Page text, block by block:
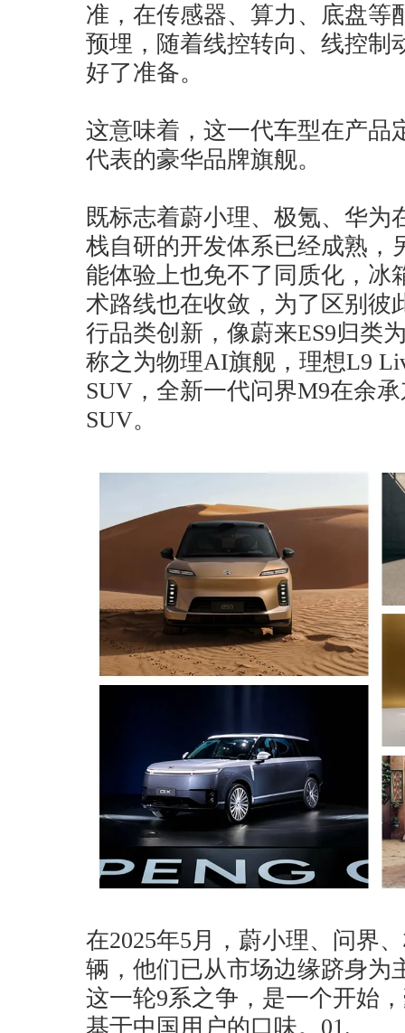
准，在传感器、算力、底盘等
预埋，随着线控转向、线控制
好了准备。
这意味着，这一代车型在产品
代表的豪华品牌旗舰。
既标志着蔚小理、极氪、华为
栈自研的开发体系已经成熟，
能体验上也免不了同质化，冰
术路线也在收敛，为了区别彼
行品类创新，像蔚来ES9归类
称之为物理AI旗舰，理想L9
SUV，全新一代问界M9在余
SUV。
在2025年5月，蔚小理、问界
辆，他们已从市场边缘跻身为
这一轮9系之争，是一个开始
基于中国用户的口味。01.